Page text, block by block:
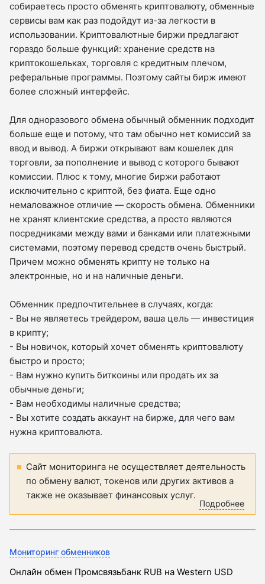
собираетесь просто обменять криптовалюту, обменные
сервисы вам как раз подойдут из-за легкости в
использовании. Криптовалютные биржи предлагают
гораздо больше функций: хранение средств на
криптокошельках, торговля с кредитным плечом,
реферальные программы. Поэтому сайты бирж имеют
более сложный интерфейс.
Для одноразового обмена обычный обменник подходит
больше еще и потому, что там обычно нет комиссий за
ввод и вывод. А биржи открывают вам кошелек для
торговли, за пополнение и вывод с которого бывают
комиссии. Плюс к тому, многие биржи работают
исключительно с криптой, без фиата. Еще одно
немаловажное отличие — скорость обмена. Обменники
не хранят клиентские средства, а просто являются
посредниками между вами и банками или платежными
системами, поэтому перевод средств очень быстрый.
Причем можно обменять крипту не только на
электронные, но и на наличные деньги.
Обменник предпочтительнее в случаях, когда:
- Вы не являетесь трейдером, ваша цель — инвестиция
в крипту;
- Вы новичок, который хочет обменять криптовалюту
быстро и просто;
- Вам нужно купить биткоины или продать их за
обычные деньги;
- Вам необходимы наличные средства;
- Вы хотите создать аккаунт на бирже, для чего вам
нужна криптовалюта.
Сайт мониторинга не осуществляет деятельность
по обмену валют, токенов или других активов а
также не оказывает финансовых услуг.
Подробнее
Мониторинг обменников
Онлайн обмен Промсвязьбанк RUB на Western USD